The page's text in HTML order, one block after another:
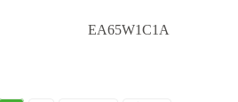
EA65W1C1A